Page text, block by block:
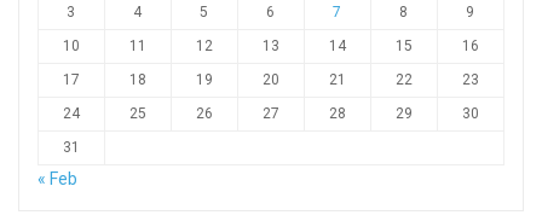
3 4 5 6 7 8
9
10
11 12 13 14 15
16
17
18 19 20 21 22
23
24
25 26 27 28 29
30
31
« Feb